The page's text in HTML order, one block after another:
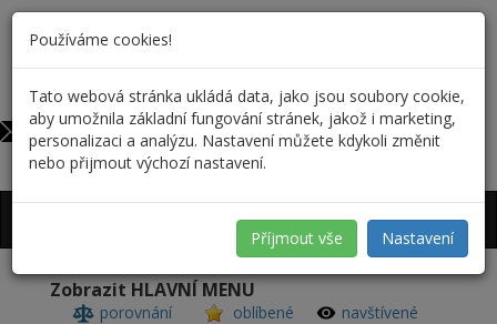
603 546 613
obchod@op-profi.cz
0
Přihlášení
Zobrazit HLAVNÍ MENU
porovnání oblíbené
navštívené
Používáme cookies!
Tato webová stránka ukládá data, jako jsou soubory cookie,
aby umožnila základní fungování stránek, jakož i marketing,
personalizaci a analýzu. Nastavení můžete kdykoli změnit
nebo přijmout výchozí nastavení.
Příjmout vše Nastavení